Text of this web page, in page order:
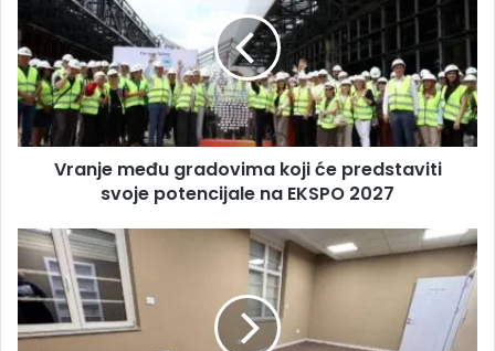
Vranje među gradovima koji će predstaviti
svoje potencijale na EKSPO 2027